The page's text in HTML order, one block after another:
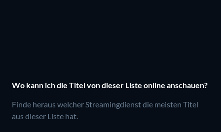
Wo kann ich die Titel von dieser Liste online anschauen?
Finde heraus welcher Streamingdienst die meisten Titel
aus dieser Liste hat.